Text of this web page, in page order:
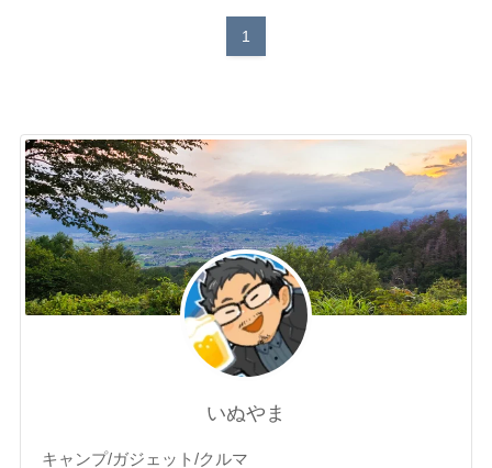
1
いぬやま
キャンプ/ガジェット/クルマ